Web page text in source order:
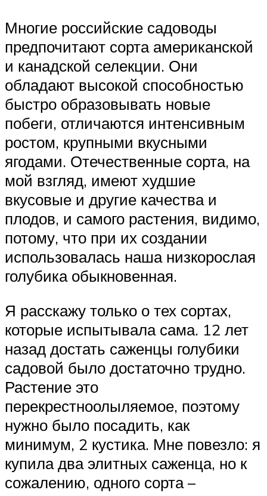
Многие российские садоводы
предпочитают сорта американской
и канадской селекции. Они
обладают высокой способностью
быстро образовывать новые
побеги, отличаются интенсивным
ростом, крупными вкусными
ягодами. Отечественные сорта, на
мой взгляд, имеют худшие
вкусовые и другие качества и
плодов, и самого растения, видимо,
потому, что при их создании
использовалась наша низкорослая
голубика обыкновенная.
Я расскажу только о тех сортах,
которые испытывала сама. 12 лет
назад достать саженцы голубики
садовой было достаточно трудно.
Растение это
перекрестноолыляемое, поэтому
нужно было посадить, как
минимум, 2 кустика. Мне повезло: я
купила два элитных саженца, но к
сожалению, одного сорта –